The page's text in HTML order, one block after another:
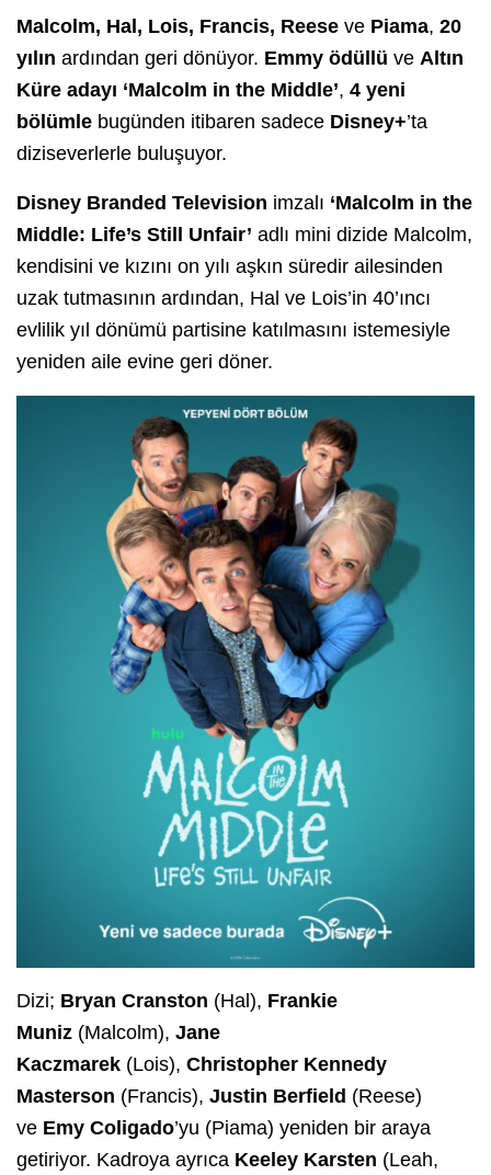
Malcolm, Hal, Lois, Francis, Reese ve Piama, 20
yılın ardından geri dönüyor. Emmy ödüllü ve Altın
Küre adayı ‘Malcolm in the Middle’, 4 yeni
bölümle bugünden itibaren sadece Disney+’ta
diziseverlerle buluşuyor.
Disney Branded Television imzalı ‘Malcolm in the
Middle: Life’s Still Unfair’ adlı mini dizide Malcolm,
kendisini ve kızını on yılı aşkın süredir ailesinden
uzak tutmasının ardından, Hal ve Lois’in 40’ıncı
evlilik yıl dönümü partisine katılmasını istemesiyle
yeniden aile evine geri döner.
Dizi; Bryan Cranston (Hal), Frankie
Muniz (Malcolm), Jane
Kaczmarek (Lois), Christopher Kennedy
Masterson (Francis), Justin Berfield (Reese)
ve Emy Coligado’yu (Piama) yeniden bir araya
getiriyor. Kadroya ayrıca Keeley Karsten (Leah,